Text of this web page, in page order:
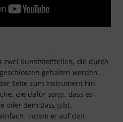
zwei Kunststoffteilen, die durch
gehalten werden.
Seite zum Instrument hin
die dafür sorgt, dass es
oder dem Bass gibt.
indem er auf den